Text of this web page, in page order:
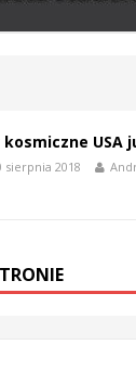
kosmiczne USA
sierpnia 2018